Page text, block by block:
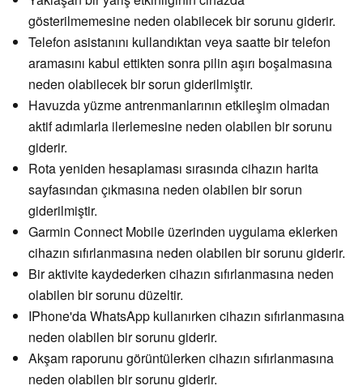
gösterilmemesine neden olabilecek bir sorunu giderir.
Telefon asistanını kullandıktan veya saatte bir telefon
aramasını kabul ettikten sonra pilin aşırı boşalmasına
neden olabilecek bir sorun giderilmiştir.
Havuzda yüzme antrenmanlarının etkileşim olmadan
aktif adımlarla ilerlemesine neden olabilen bir sorunu
giderir.
Rota yeniden hesaplaması sırasında cihazın harita
sayfasından çıkmasına neden olabilen bir sorun
giderilmiştir.
Garmin Connect Mobile üzerinden uygulama eklerken
cihazın sıfırlanmasına neden olabilen bir sorunu giderir.
Bir aktivite kaydederken cihazın sıfırlanmasına neden
olabilen bir sorunu düzeltir.
IPhone'da WhatsApp kullanırken cihazın sıfırlanmasına
neden olabilen bir sorunu giderir.
Akşam raporunu görüntülerken cihazın sıfırlanmasına
neden olabilen bir sorunu giderir.